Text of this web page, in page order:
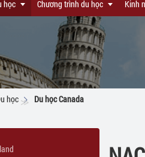
học
học New Zealand
học Singapore
học Canada
học Anh HỌC BỔNG DU HỌC ANH
Chương trình du học
Du học chương trình chuyển tiếp
Du học chương trình Dự bị thạc sĩ
Du học chương trình Thạc sĩ
Du học chương trình Tiếng Anh
Kinh
học Du học Canada